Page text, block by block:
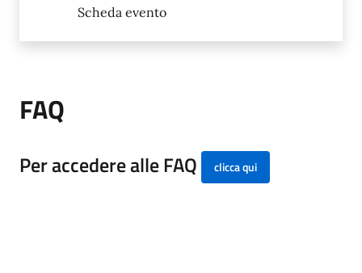
Scheda evento
FAQ
Per accedere alle FAQ clicca qui